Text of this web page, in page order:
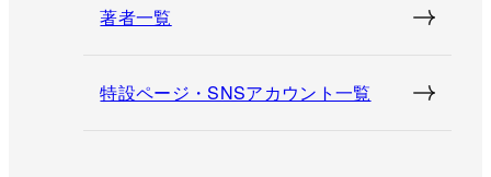
著者一覧
特設ページ・SNSアカウント一覧